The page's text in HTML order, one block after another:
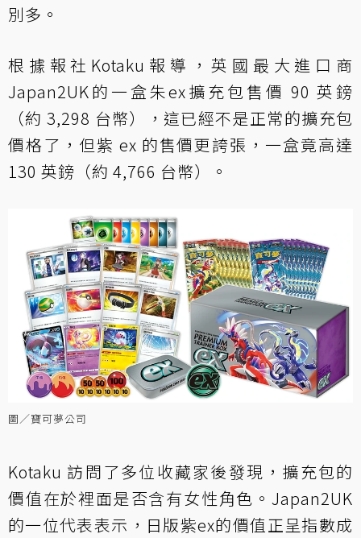
別多。
根據報社Kotaku報導，英國最大進口商
Japan2UK的一盒朱ex擴充包售價 90 英鎊
（約 3,298 台幣），這已經不是正常的擴充包
價格了，但紫 ex 的售價更誇張，一盒竟高達
130 英鎊（約 4,766 台幣）。
圖／寶可夢公司
Kotaku 訪問了多位收藏家後發現，擴充包的
價值在於裡面是否含有女性角色。Japan2UK
的一位代表表示，日版紫ex的價值正呈指數成